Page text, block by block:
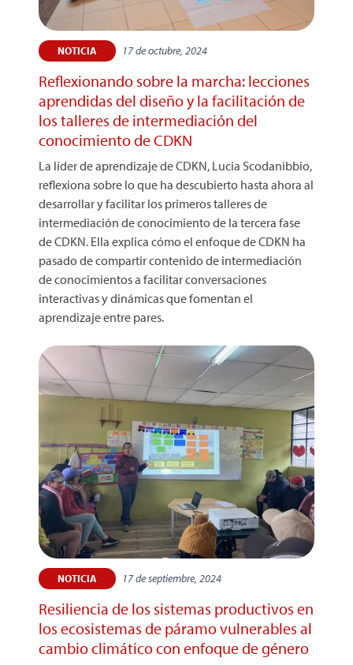
NOTICIA 17 de octubre, 2024
Reflexionando sobre la marcha: lecciones
aprendidas del diseño y la facilitación de
los talleres de intermediación del
conocimiento de CDKN
La líder de aprendizaje de CDKN, Lucia Scodanibbio,
reflexiona sobre lo que ha descubierto hasta ahora al
desarrollar y facilitar los primeros talleres de
intermediación de conocimiento de la tercera fase
de CDKN. Ella explica cómo el enfoque de CDKN ha
pasado de compartir contenido de intermediación
de conocimientos a facilitar conversaciones
interactivas y dinámicas que fomentan el
aprendizaje entre pares.
NOTICIA 17 de septiembre, 2024
Resiliencia de los sistemas productivos en
los ecosistemas de páramo vulnerables al
cambio climático con enfoque de género